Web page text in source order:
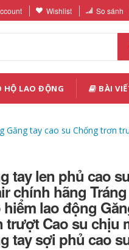
Wishlist So sánh
HỘ LAO ĐỘNG BÀI
Găng tay cao su Chống trơn
tay len phủ cao
chính hãng
hiểm lao động
trượt Cao su chịu
tay sợi phủ cao